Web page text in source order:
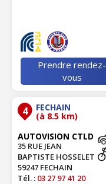
Prendre rendez-
vous
4 FECHAIN
(à 8.5 km)
AUTOVISION CTLD
35 RUE JEAN
BAPTISTE HOSSELET
59247 FECHAIN
Tél. : 03 27 97 41 20